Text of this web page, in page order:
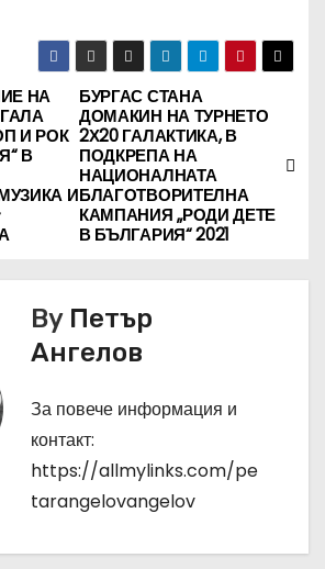
БУРГАС СТАНА
ДОМАКИН НА ТУРНЕТО
2Х20 ГАЛАКТИКА, В
ПОДКРЕПА НА
НАЦИОНАЛНАТА
БЛАГОТВОРИТЕЛНА
КАМПАНИЯ „РОДИ ДЕТЕ
В БЪЛГАРИЯ“ 2021
НА
И РОК
В
И
By Петър
Ангелов
За повече информация и
контакт:
https://allmylinks.com/pe
tarangelovangelov